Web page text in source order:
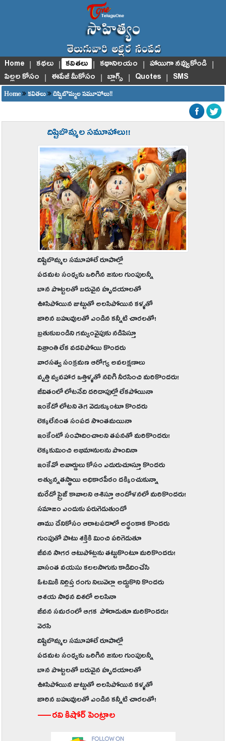
Home | కథలు | కవితలు | కథానిలయం | హాయిగా నవ్వుకోండి |
పిల్లల కోసం | ఈపేజీ మీకోసం | బ్లాగ్స్ | Quotes | SMS
Home కవితలు దిష్టిబొమ్మల సమూహాలు!!
దిష్టిబొమ్మల సమూహాలు!!
దిష్టిబొమ్మల సమూహాలే రూపాల్లో
పడమట సంధ్యకు ఒరిగిన జనుల గుంపులన్నీ
బాన పొట్టలతో బరువైన హృదయాలతో
ఊసిపోయిన జుట్టుతో అలసిపోయిన కళ్ళతో
జారిన బహువులతో ఎండిన కన్నీటి చారలతో!
బ్రతుకుబండిని గమ్యంవైపుకు నడిపిస్తూ
విశ్రాంతి లేక వడలిపోయి కొందరు
వారసత్వ సంక్రమణ ఆరోగ్య అవలక్షణాలు
వృత్తి వ్యవహార ఒత్తిళ్ళతో నలిగి నీరసించి మరికొందరు!
జీవితంలో లోటనేది దరిదాపుల్లో లేకపోయినా
ఇంకేదో లోటని తెగ వెదుక్కుంటూ కొందరు
లెక్కలేనంత సంపద సొంతమయినా
ఇంకేంటో సంపాదించాలని తపనతో మరికొందరు!
లెక్కకుమించి అభిమానులను పొందినా
ఇంకేవో అవార్డులు కోసం ఎదురుచూస్తూ కొందరు
అత్యున్నతస్థాయి అధికారపీఠం దక్కించుకున్నా
మరేదో ప్రైజ్ కావాలని ఆశిస్తూ ఆందోళనలో మరికొందరు!
సమాజం ఎందుకు పరుగెడుతుండో
తాము దేనికోసం ఆరాటపడాలో అర్థంకాక కొందరు
గుంపుతో పాటు శక్తికి మించి పరిగెడుతూ
జీవన సాగర ఆటుపోట్లను తట్టుకొంటూ మరికొందరు!
వాసంత వయసు కలలసాగుకు కాడిదించేసి
ఓటమికి నిర్లిప్త రంగు నిలువెల్లా అద్దుకొని కొందరు
ఆశయ సాధన దిశలో అలసినా
జీవన సమరంలో ఆగక పోరాడుతూ మరికొందరు!
వెరసి
దిష్టిబొమ్మల సమూహాలే రూపాల్లో
పడమట సంధ్యకు ఒరిగిన జనుల గుంపులన్నీ
బాన పొట్టలతో బరువైన హృదయాలతో
ఊసిపోయిన జుట్టుతో అలసిపోయిన కళ్ళతో
జారిన బహువులతో ఎండిన కన్నీటి చారలతో!
—రవి కిషోర్ పెంట్రాల